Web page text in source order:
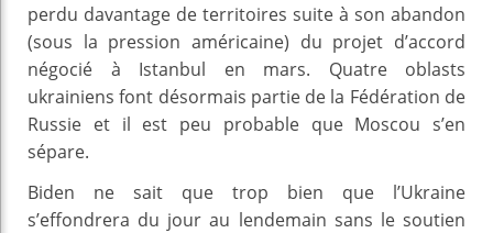
perdu davantage de territoires suite à son abandon
(sous la pression américaine) du projet d’accord
négocié à Istanbul en mars. Quatre oblasts
ukrainiens font désormais partie de la Fédération de
Russie et il est peu probable que Moscou s’en
sépare.
Biden ne sait que trop bien que l’Ukraine
s’effondrera du jour au lendemain sans le soutien